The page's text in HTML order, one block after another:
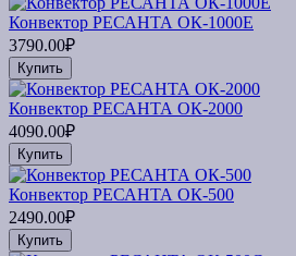
Конвектор РЕСАНТА ОК-1000Е
3790.00₽
Купить
Конвектор РЕСАНТА ОК-2000
4090.00₽
Купить
Конвектор РЕСАНТА ОК-500
2490.00₽
Купить